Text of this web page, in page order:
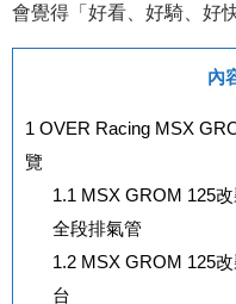
會覺得「好看、好騎、好
內
1 OVER Racing MSX
覽
1.1
MSX GROM 125
全段排氣管
1.2MSX GROM 125改
台